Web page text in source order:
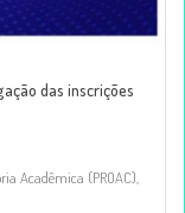
das inscrições
Acadêmica (PROAC),